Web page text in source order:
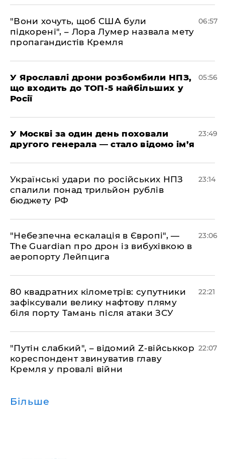
"Вони хочуть, щоб США були
підкорені", – Лора Лумер назвала мету
пропагандистів Кремля
06:57
У Ярославлі дрони розбомбили НПЗ,
що входить до ТОП-5 найбільших у
Росії
05:56
​У Москві за один день поховали
другого генерала — стало відомо ім’я
23:49
​Українські удари по російських НПЗ
спалили понад трильйон рублів
бюджету РФ
23:14
​"Небезпечна ескалація в Європі", —
The Guardian про дрон із вибухівкою в
аеропорту Лейпцига
23:06
​80 квадратних кілометрів: супутники
зафіксували велику нафтову пляму
біля порту Тамань після атаки ЗСУ
22:21
"Путін слабкий", – відомий Z-військкор
кореспондент звинуватив главу
Кремля у провалі війни
22:07
Більше